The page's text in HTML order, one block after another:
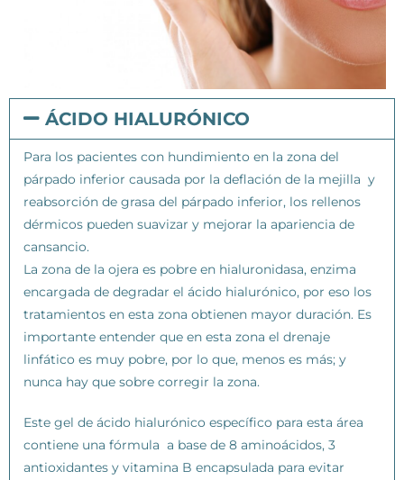
ÁCIDO HIALURÓNICO
Para los pacientes con hundimiento en la zona del
párpado inferior causada por la deflación de la mejilla y
reabsorción de grasa del párpado inferior, los rellenos
dérmicos pueden suavizar y mejorar la apariencia de
cansancio.
La zona de la ojera es pobre en hialuronidasa, enzima
encargada de degradar el ácido hialurónico, por eso los
tratamientos en esta zona obtienen mayor duración. Es
importante entender que en esta zona el drenaje
linfático es muy pobre, por lo que, menos es más; y
nunca hay que sobre corregir la zona.
Este gel de ácido hialurónico específico para esta área
contiene una fórmula a base de 8 aminoácidos, 3
antioxidantes y vitamina B encapsulada para evitar